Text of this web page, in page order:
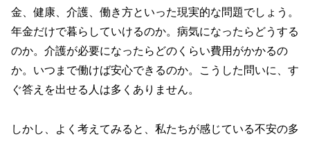
金、健康、介護、働き方といった現実的な問題でしょう。
年金だけで暮らしていけるのか。病気になったらどうする
のか。介護が必要になったらどのくらい費用がかかるの
か。いつまで働けば安心できるのか。こうした問いに、す
ぐ答えを出せる人は多くありません。
しかし、よく考えてみると、私たちが感じている不安の多